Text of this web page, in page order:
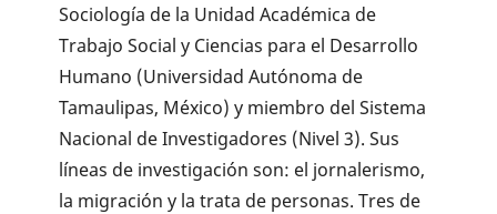
Sociología de la Unidad Académica de
Trabajo Social y Ciencias para el Desarrollo
Humano (Universidad Autónoma de
Tamaulipas, México) y miembro del Sistema
Nacional de Investigadores (Nivel 3). Sus
líneas de investigación son: el jornalerismo,
la migración y la trata de personas. Tres de